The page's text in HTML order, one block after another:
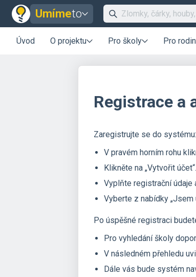
Umímeto
Úvod O projektu Pro školy Pro
Registrace a
Zaregistrujte se do systému:
V pravém horním rohu
Klikněte na „Vytvořit účet“.
Vyplňte registrační údaje
Vyberte z nabídky „Jsem
Po úspěšné registraci
Pro vyhledání školy
V následném přehledu
Dále vás bude systém